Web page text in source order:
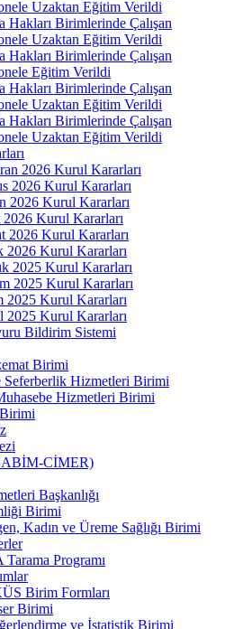
Uzaktan Eğitim Verildi
Hakları Birimlerinde Çalışan
Uzaktan Eğitim Verildi
Hakları Birimlerinde Çalışan
Eğitim Verildi
Hakları Birimlerinde Çalışan
Uzaktan Eğitim Verildi
Hakları Birimlerinde Çalışan
Uzaktan Eğitim Verildi
2026 Kurul Kararları
2026 Kurul Kararları
2026 Kurul Kararları
Kurul Kararları
2026 Kurul Kararları
2026 Kurul Kararları
2025 Kurul Kararları
2025 Kurul Kararları
2025 Kurul Kararları
2025 Kurul Kararları
Bildirim Sistemi
Birimi
Seferberlik Hizmetleri Birimi
Hizmetleri Birimi
CİMER)
Başkanlığı
Birimi
Kadın ve Üreme Sağlığı Birimi
Tarama Programı
Birim Formları
Birimi
ve İstatistik Birimi